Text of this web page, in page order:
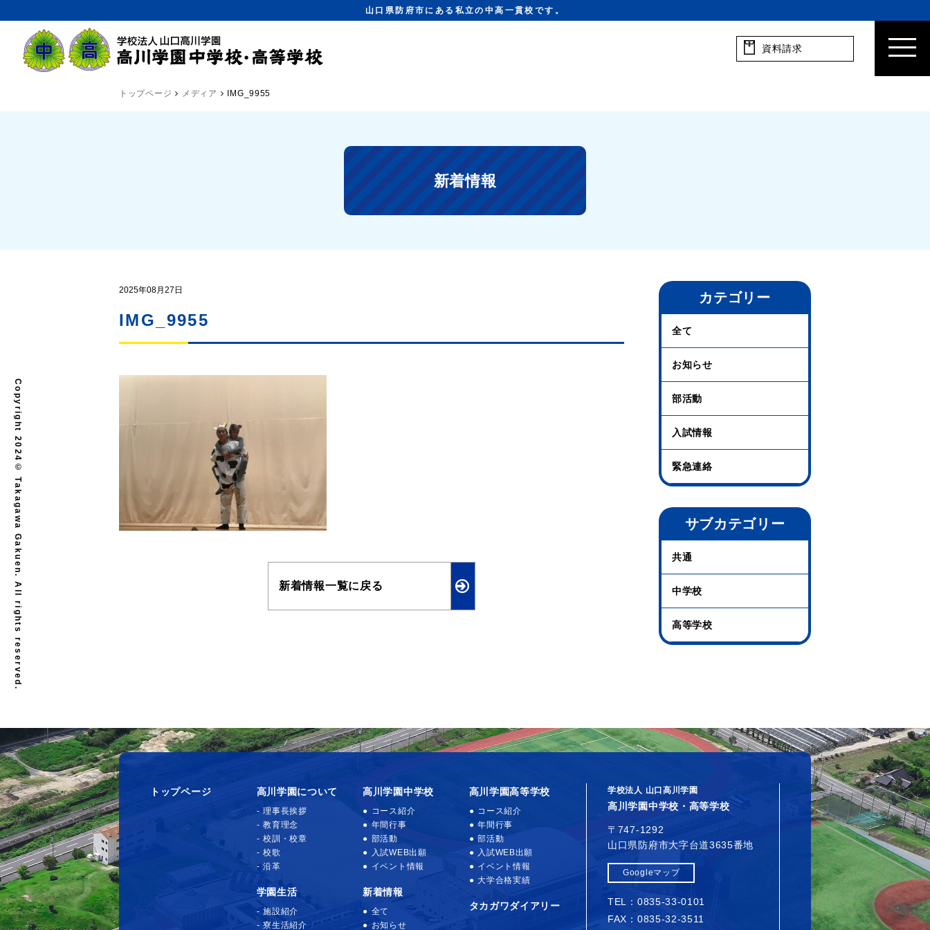
山口県防府市にある私立の中高一貫校です。
資料請求
トップページ メディア IMG_9955
新着情報
2025年08月27日
IMG_9955
新着情報一覧に戻る
カテゴリー
全て
お知らせ
部活動
入試情報
緊急連絡
サブカテゴリー
共通
中学校
高等学校
トップページ 高川学園について
理事長挨拶
教育理念
校訓・校章
校歌
沿革
学園生活
施設紹介
寮生活紹介
高川学園中学校
コース紹介
年間行事
部活動
入試WEB出願
イベント情報
新着情報
全て
お知らせ
高川学園高等学校
コース紹介
年間行事
部活動
入試WEB出願
イベント情報
大学合格実績
タカガワダイアリー
学校法人 山口高川学園
高川学園中学校・高等学校
〒747-1292
山口県防府市大字台道3635番地
Googleマップ
TEL：0835-33-0101
FAX：0835-32-3511
Copyright 2024© Takagawa Gakuen. All rights reserved.